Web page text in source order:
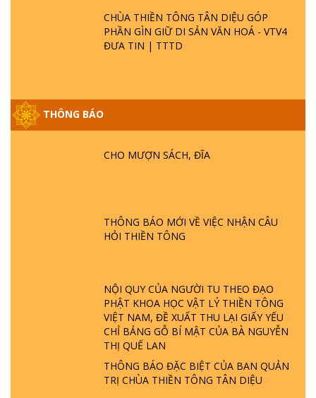
CHÙA THIỀN TÔNG TÂN DIỆU GÓP
PHẦN GÌN GIỮ DI SẢN VĂN HOÁ - VTV4
ĐƯA TIN | TTTD
THÔNG BÁO
CHO MƯỢN SÁCH, ĐĨA
THÔNG BÁO MỚI VỀ VIỆC NHẬN CÂU
HỎI THIỀN TÔNG
NỘI QUY CỦA NGƯỜI TU THEO ĐẠO
PHẬT KHOA HỌC VẬT LÝ THIỀN TÔNG
VIỆT NAM, ĐỀ XUẤT THU LẠI GIẤY YẾU
CHỈ BẢNG GỖ BÍ MẬT CỦA BÀ NGUYỄN
THỊ QUẾ LAN
THÔNG BÁO ĐẶC BIỆT CỦA BAN QUẢN
TRỊ CHÙA THIỀN TÔNG TÂN DIỆU
GIẢI ĐÁP ĐẶC BIỆT P25 - SUỐT 49 NĂM
HỘI GÌ? TỬ VÌ ĐẠO
PHẬT GIỚI CÓ THỜI GIAN KHÔNG? |
TTTD
LÀ AI? QUỶ SA TĂNG? | TTTD
GIẢI ĐÁP THIỀN TÔNG ĐẶC BIỆT P22 - TẠI
SAO TRÁI ĐẤT NHIỀU THIÊN TAI - LŨ LỤT
- HỎA HOẠN | TTTD
GIẢI ĐÁP THIỀN TÔNG ĐẶC BIỆT P21 - TẠI